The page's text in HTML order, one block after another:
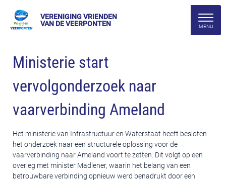
VERENIGING VRIENDEN
VAN DE VEERPONTEN
Ministerie start
vervolgonderzoek naar
vaarverbinding Ameland
Het ministerie van Infrastructuur en Waterstaat heeft besloten
het onderzoek naar een structurele oplossing voor de
vaarverbinding naar Ameland voort te zetten. Dit volgt op een
overleg met minister Madlener, waarin het belang van een
betrouwbare verbinding opnieuw werd benadrukt door een